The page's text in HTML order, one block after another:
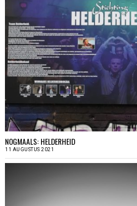
NOGMAALS: HELDERHEID
11 AUGUSTUS 2021